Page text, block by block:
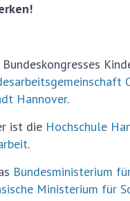
Hannover.
ist die Hochschule
.
Bundesministerium
Ministerium für